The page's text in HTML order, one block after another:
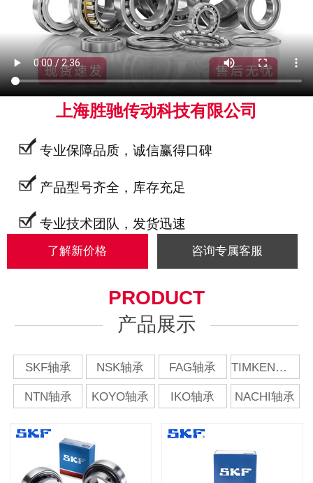
上海胜驰传动科技有限公司
专业保障品质，诚信赢得口碑
产品型号齐全，库存充足
专业技术团队，发货迅速
了解新价格 咨询专属客服
PRODUCT
产品展示
SKF轴承 NSK轴承 FAG轴承 TIMKEN轴承
NTN轴承 KOYO轴承 IKO轴承 NACHI轴承